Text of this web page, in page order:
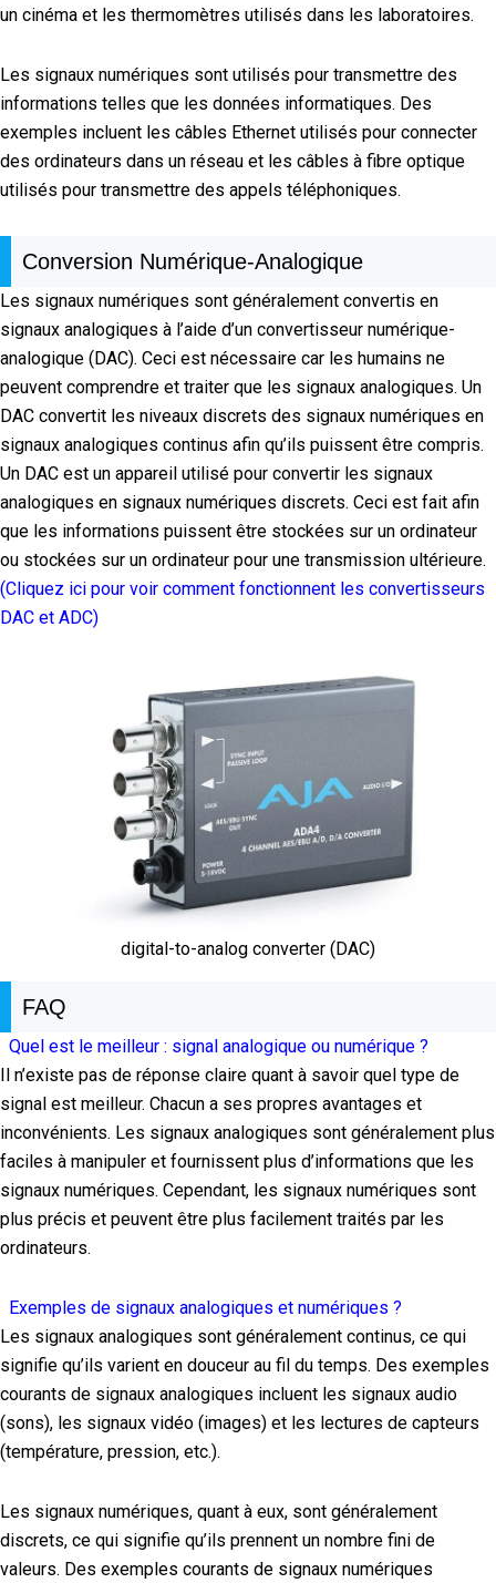
un cinéma et les thermomètres utilisés dans les laboratoires.
Les signaux numériques sont utilisés pour transmettre des
informations telles que les données informatiques. Des
exemples incluent les câbles Ethernet utilisés pour connecter
des ordinateurs dans un réseau et les câbles à fibre optique
utilisés pour transmettre des appels téléphoniques.
Conversion Numérique-Analogique
Les signaux numériques sont généralement convertis en
signaux analogiques à l’aide d’un convertisseur numérique-
analogique (DAC). Ceci est nécessaire car les humains ne
peuvent comprendre et traiter que les signaux analogiques. Un
DAC convertit les niveaux discrets des signaux numériques en
signaux analogiques continus afin qu’ils puissent être compris.
Un DAC est un appareil utilisé pour convertir les signaux
analogiques en signaux numériques discrets. Ceci est fait afin
que les informations puissent être stockées sur un ordinateur
ou stockées sur un ordinateur pour une transmission ultérieure.
(Cliquez ici pour voir comment fonctionnent les convertisseurs
DAC et ADC)
digital-to-analog converter (DAC)
FAQ
Quel est le meilleur : signal analogique ou numérique ?
Il n’existe pas de réponse claire quant à savoir quel type de
signal est meilleur. Chacun a ses propres avantages et
inconvénients. Les signaux analogiques sont généralement plus
faciles à manipuler et fournissent plus d’informations que les
signaux numériques. Cependant, les signaux numériques sont
plus précis et peuvent être plus facilement traités par les
ordinateurs.
Exemples de signaux analogiques et numériques ?
Les signaux analogiques sont généralement continus, ce qui
signifie qu’ils varient en douceur au fil du temps. Des exemples
courants de signaux analogiques incluent les signaux audio
(sons), les signaux vidéo (images) et les lectures de capteurs
(température, pression, etc.).
Les signaux numériques, quant à eux, sont généralement
discrets, ce qui signifie qu’ils prennent un nombre fini de
valeurs. Des exemples courants de signaux numériques